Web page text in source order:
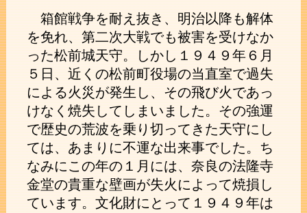
箱館戦争を耐え抜き、明治以降も解体
を免れ、第二次大戦でも被害を受けなか
った松前城天守。しかし１９４９年６月
５日、近くの松前町役場の当直室で過失
による火災が発生し、その飛び火であっ
けなく焼失してしまいました。その強運
で歴史の荒波を乗り切ってきた天守にし
ては、あまりに不運な出来事でした。ち
なみにこの年の１月には、奈良の法隆寺
金堂の貴重な壁画が失火によって焼損し
ています。文化財にとって１９４９年は